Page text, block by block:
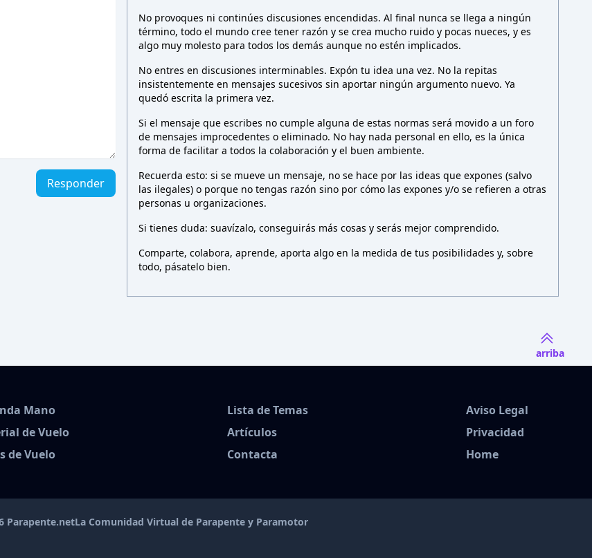
Responder
No provoques ni continúes discusiones encendidas. Al final nunca se llega a ningún
término, todo el mundo cree tener razón y se crea mucho ruido y pocas nueces, y es
algo muy molesto para todos los demás aunque no estén implicados.
No entres en discusiones interminables. Expón tu idea una vez. No la repitas
insistentemente en mensajes sucesivos sin aportar ningún argumento nuevo. Ya
quedó escrita la primera vez.
Si el mensaje que escribes no cumple alguna de estas normas será movido a un foro
de mensajes improcedentes o eliminado. No hay nada personal en ello, es la única
forma de facilitar a todos la colaboración y el buen ambiente.
Recuerda esto: si se mueve un mensaje, no se hace por las ideas que expones (salvo
las ilegales) o porque no tengas razón sino por cómo las expones y/o se refieren a otras
personas u organizaciones.
Si tienes duda: suavízalo, conseguirás más cosas y serás mejor comprendido.
Comparte, colabora, aprende, aporta algo en la medida de tus posibilidades y, sobre
todo, pásatelo bien.
arriba
Mano
de Vuelo
de Vuelo
Lista de Temas
Artículos
Contacta
Aviso Legal
Privacidad
Home
Parapente.netLa Comunidad Virtual de Parapente y Paramotor